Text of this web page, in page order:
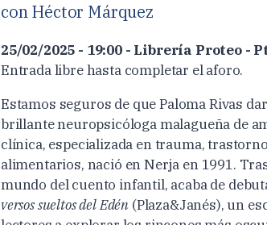
con Héctor Márquez
25/02/2025 - 19:00 - Librería Proteo -
Entrada libre hasta completar el aforo.
Estamos seguros de que Paloma Rivas
brillante neuropsicóloga malagueña de
clínica, especializada en trauma,
alimentarios, nació en Nerja en 1991.
mundo del cuento infantil, acaba de
versos sueltos del Edén (Plaza&Janés), un